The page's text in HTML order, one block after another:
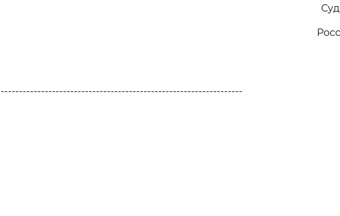
------------------------------------------------------------------